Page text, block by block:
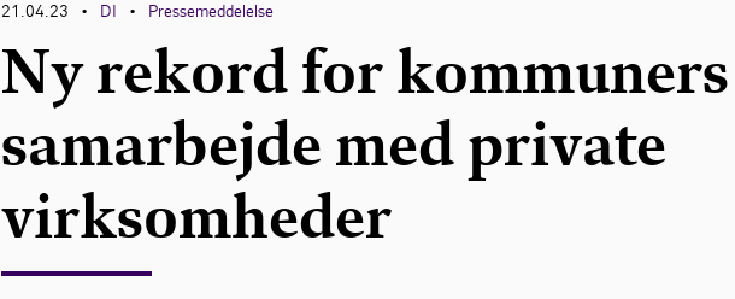
21.04.23 • DI • Pressemeddelelse
Ny rekord for kommuners
samarbejde med private
virksomheder